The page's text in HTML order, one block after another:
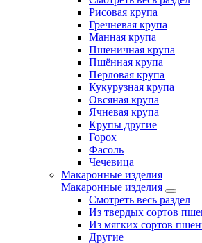
Рисовая крупа
Гречневая крупа
Манная крупа
Пшеничная крупа
Пшённая крупа
Перловая крупа
Кукурузная крупа
Овсяная крупа
Ячневая крупа
Крупы другие
Горох
Фасоль
Чечевица
Макаронные изделия
Макаронные изделия
Смотреть весь раздел
Из твердых сортов
Из мягких сортов
Другие